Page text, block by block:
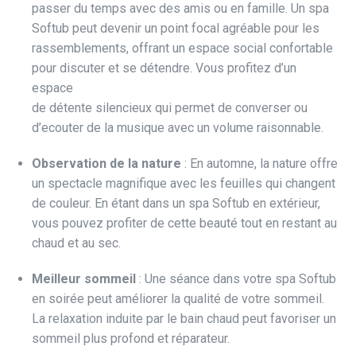
passer du temps avec des amis ou en famille. Un spa
Softub peut devenir un point focal agréable pour les
rassemblements, offrant un espace social confortable
pour discuter et se détendre. Vous profitez d’un
espace
de détente silencieux qui permet de converser ou
d’ecouter de la musique avec un volume raisonnable.
Observation de la nature : En automne, la nature offre
un spectacle magnifique avec les feuilles qui changent
de couleur. En étant dans un spa Softub en extérieur,
vous pouvez profiter de cette beauté tout en restant au
chaud et au sec.
Meilleur sommeil : Une séance dans votre spa Softub
en soirée peut améliorer la qualité de votre sommeil.
La relaxation induite par le bain chaud peut favoriser un
sommeil plus profond et réparateur.